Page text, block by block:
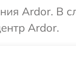
Ardor. В
Ardor.